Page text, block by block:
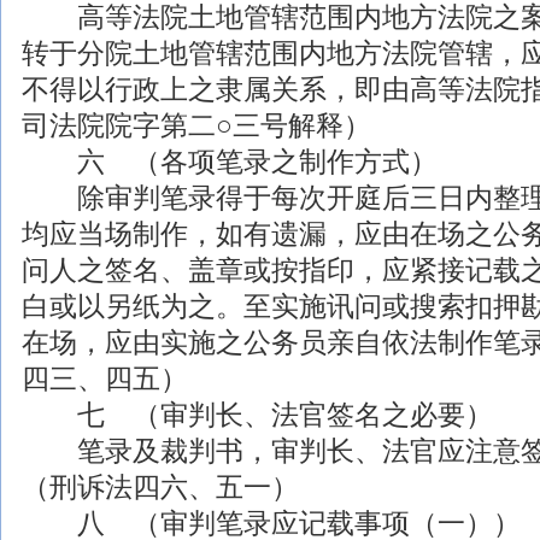
高等法院土地管辖范围内地方法院之
转于分院土地管辖范围内地方法院管辖，
不得以行政上之隶属关系，即由高等法院
司法院院字第二○三号解释）
六 （各项笔录之制作方式）
除审判笔录得于每次开庭后三日内整
均应当场制作，如有遗漏，应由在场之公
问人之签名、盖章或按指印，应紧接记载
白或以另纸为之。至实施讯问或搜索扣押
在场，应由实施之公务员亲自依法制作笔
四三、四五）
七 （审判长、法官签名之必要）
笔录及裁判书，审判长、法官应注意
（刑诉法四六、五一）
八 （审判笔录应记载事项（一））